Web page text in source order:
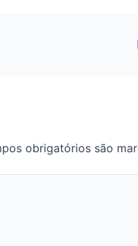
obrigatórios são